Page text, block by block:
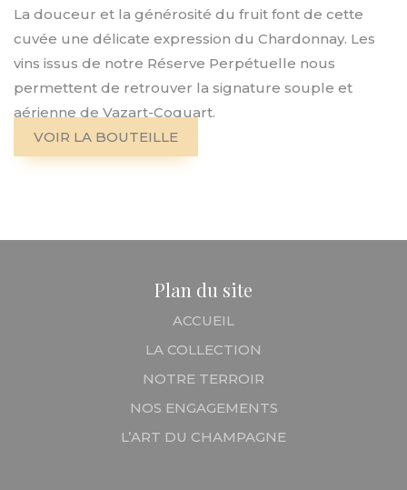
La douceur et la générosité du fruit font de cette
cuvée une délicate expression du Chardonnay. Les
vins issus de notre Réserve Perpétuelle nous
permettent de retrouver la signature souple et
aérienne de Vazart-Coquart.
VOIR LA BOUTEILLE
Plan du site
ACCUEIL
LA COLLECTION
NOTRE TERROIR
NOS ENGAGEMENTS
L’ART DU CHAMPAGNE